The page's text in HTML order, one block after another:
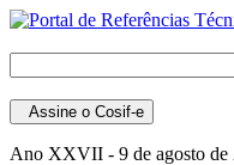
Assine o Cosif-e
Ano XXVII - 9 de agosto de